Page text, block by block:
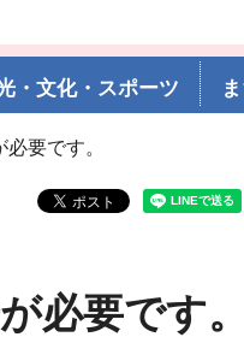
・文化・スポーツ
要です。
必要です